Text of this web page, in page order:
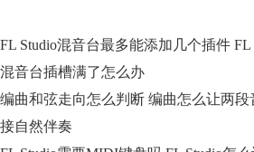
FL Studio混音台最多能添加几个插件 FL
混音台插槽满了怎么办
编曲和弦走向怎么判断 编曲怎么让两段
接自然伴奏